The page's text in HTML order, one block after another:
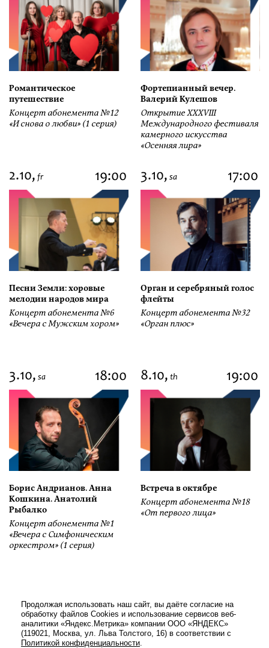
Романтическое
путешествие
Концерт абонемента №12
«И снова о любви» (1 серия)
Фортепианный вечер.
Валерий Кулешов
Открытие ХХХVIII
Международного фестиваля
камерного искусства
«Осенняя лира»
2.10, fr 19:00
Песни Земли: хоровые
мелодии народов мира
Концерт абонемента №6
«Вечера с Мужским хором»
3.10, sa 17:00
Орган и серебряный голос
флейты
Концерт абонемента №32
«Орган плюс»
3.10, sa 18:00
Борис Андрианов. Анна
Кошкина. Анатолий
Рыбалко
Концерт абонемента №1
«Вечера с Симфоническим
оркестром» (1 серия)
8.10, th 19:00
Встреча в октябре
Концерт абонемента №18
«От первого лица»
Продолжая использовать наш сайт, вы даёте согласие на
обработку файлов Cookies и использование сервисов веб-
аналитики «Яндекс.Метрика» компании ООО «ЯНДЕКС»
(119021, Москва, ул. Льва Толстого, 16) в соответствии с
Политикой конфиденциальности.